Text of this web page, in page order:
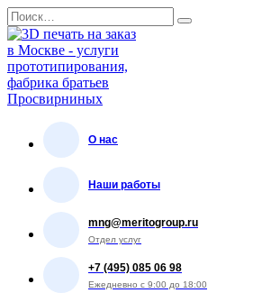
Перейти
к
содержанию
Search
for:
О нас
Наши работы
mng@meritogroup.ru
Отдел услуг
+7 (495) 085 06 98
Ежедневно с 9:00 до 18:00